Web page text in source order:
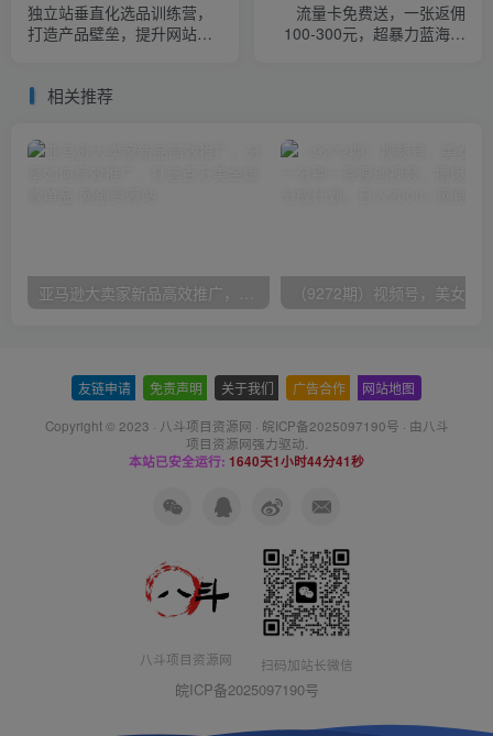
独立站垂直化选品训练营，
打造产品壁垒，提升网站利
流量卡免费送，一张返佣
100-300元，超暴力蓝海项
相关推荐
亚马逊大卖家新品高效推广，分享如何高效推广，打造百万美金爆款单品
友链申请 免责声明 关于我们 广告合作 网站地图
Copyright © 2023 · 八斗项目资源网 · 皖ICP备2025097190号 · 由八斗
项目资源网强力驱动.
本站已安全运行: 1640天1小时44分42秒
八斗项目资源网 扫码加站长微信
皖ICP备2025097190号